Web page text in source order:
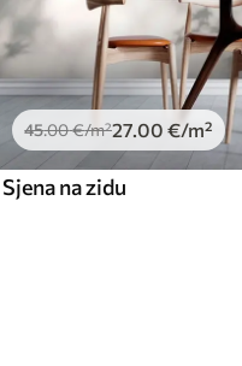
45.00€/m²27 .00 €/m²
Sjena na zidu